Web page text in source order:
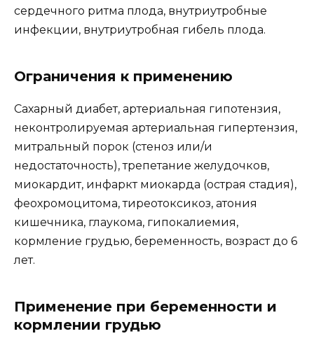
сердечного ритма плода, внутриутробные
инфекции, внутриутробная гибель плода.
Ограничения к применению
Сахарный диабет, артериальная гипотензия,
неконтролируемая артериальная гипертензия,
митральный порок (стеноз или/и
недостаточность), трепетание желудочков,
миокардит, инфаркт миокарда (острая стадия),
феохромоцитома, тиреотоксикоз, атония
кишечника, глаукома, гипокалиемия,
кормление грудью, беременность, возраст до 6
лет.
Применение при беременности и
кормлении грудью